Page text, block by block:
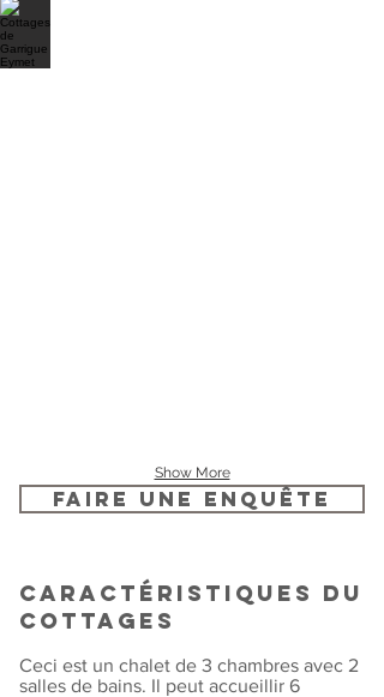
Show More
faire une enquête
Caractéristiques du
cottages
Ceci est un chalet de 3 chambres avec 2
salles de bains. Il peut accueillir 6